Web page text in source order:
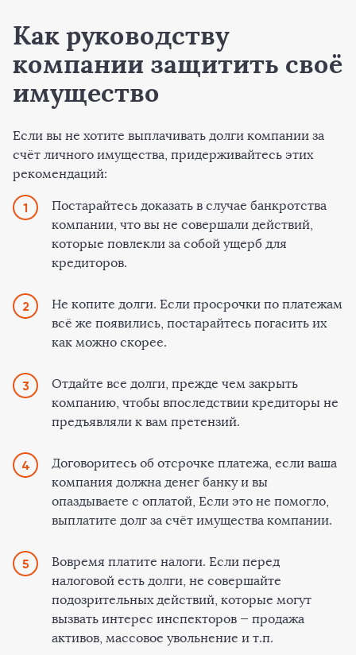
Как руководству
компании защитить своё
имущество
Если вы не хотите выплачивать долги компании за
счёт личного имущества, придерживайтесь этих
рекомендаций:
Постарайтесь доказать в случае банкротства
компании, что вы не совершали действий,
которые повлекли за собой ущерб для
кредиторов.
Не копите долги. Если просрочки по платежам
всё же появились, постарайтесь погасить их
как можно скорее.
Отдайте все долги, прежде чем закрыть
компанию, чтобы впоследствии кредиторы не
предъявляли к вам претензий.
Договоритесь об отсрочке платежа, если ваша
компания должна денег банку и вы
опаздываете с оплатой, Если это не помогло,
выплатите долг за счёт имущества компании.
Вовремя платите налоги. Если перед
налоговой есть долги, не совершайте
подозрительных действий, которые могут
вызвать интерес инспекторов — продажа
активов, массовое увольнение и т.п.